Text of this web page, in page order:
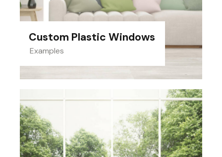
Custom Plastic Windows
Examples